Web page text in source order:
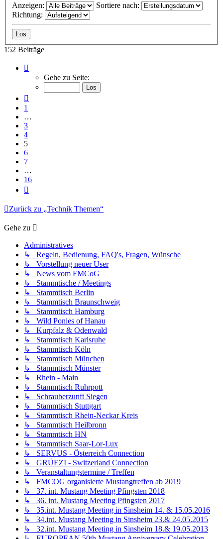
Anzeigen:
Sortiere nach:
Richtung:
152 Beiträge
von
Gehe zu Seite:
1
…
3
4
5
6
7
…
16
Zurück zu „Technik Themen“
Gehe zu
Administratives
↳ Regeln, Bedienung, FAQ's, Fragen, Wünsche
↳ Vorstellung neuer User
↳ News vom FMCoG
↳ Stammtische / Meetings
↳ Stammtisch Berlin
↳ Stammtisch Braunschweig
↳ Stammtisch Hamburg
↳ Wild Ponies of Hanau
↳ Kurpfalz & Odenwald
↳ Stammtisch Karlsruhe
↳ Stammtisch Köln
↳ Stammtisch München
↳ Stammtisch Münster
↳ Rhein - Main
↳ Stammtisch Ruhrpott
↳ Schrauberzunft Siegen
↳ Stammtisch Stuttgart
↳ Stammtisch Rhein-Neckar Kreis
↳ Stammtisch Heilbronn
↳ Stammtisch HN
↳ Stammtisch Saar-Lor-Lux
↳ SERVUS - Österreich Connection
↳ GRÜEZI - Switzerland Connection
↳ Veranstaltungstermine / Treffen
↳ FMCOG organisierte Mustangtreffen ab 2019
↳ 37. int. Mustang Meeting Pfingsten 2018
↳ 36. int. Mustang Meeting Pfingsten 2017
↳ 35.int. Mustang Meeting in Sinsheim 14. & 15.05.2016
↳ 34.int. Mustang Meeting in Sinsheim 23.& 24.05.2015
↳ 32.int. Mustang Meeting in Sinsheim 18.& 19.05.2013